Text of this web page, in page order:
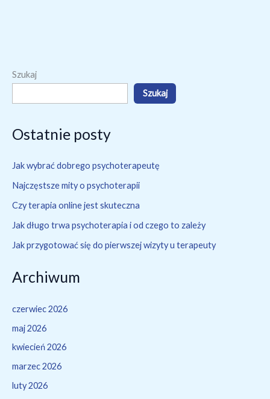
Szukaj
Szukaj
Ostatnie posty
Jak wybrać dobrego psychoterapeutę
Najczęstsze mity o psychoterapii
Czy terapia online jest skuteczna
Jak długo trwa psychoterapia i od czego to zależy
Jak przygotować się do pierwszej wizyty u terapeuty
Archiwum
czerwiec 2026
maj 2026
kwiecień 2026
marzec 2026
luty 2026